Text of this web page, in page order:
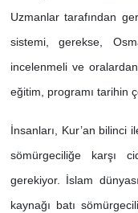
Uzmanlar tarafından
sistemi, gerekse,
incelenmeli ve
eğitim, programı tarihin
İnsanları, Kur’an bilinci
sömürgeciliğe karşı
gerekiyor. İslam
kaynağı batı